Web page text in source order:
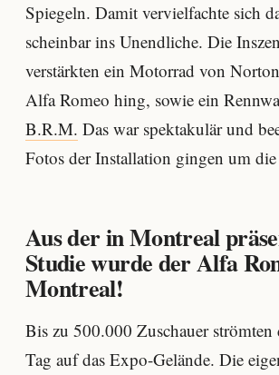
Spiegeln. Damit vervielfachte sich
scheinbar ins Unendliche. Die
verstärkten ein Motorrad von
Alfa Romeo hing, sowie ein
B.R.M. Das war spektakulär und
Fotos der Installation gingen um
Aus der in Montreal
Studie wurde der Alfa
Montreal!
Bis zu 500.000 Zuschauer strömten
Tag auf das Expo-Gelände. Die